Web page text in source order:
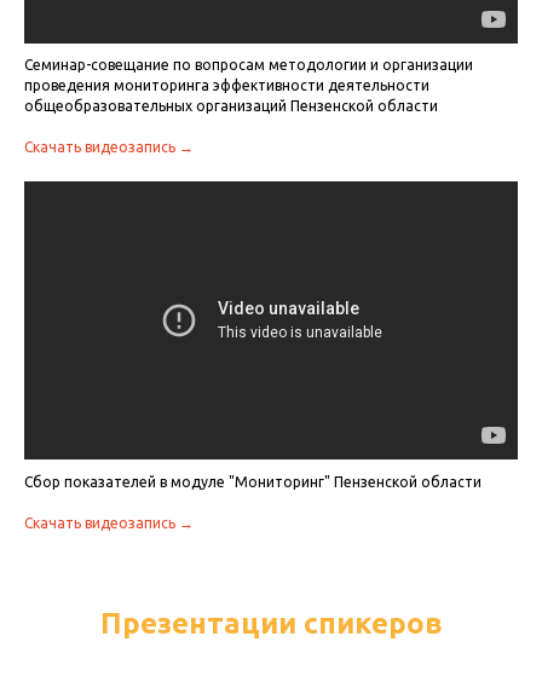
Семинар-совещание по вопросам методологии и организации
проведения мониторинга эффективности деятельности
общеобразовательных организаций Пензенской области
Скачать видеозапись →
Сбор показателей в модуле "Мониторинг" Пензенской области
Скачать видеозапись →
Презентации спикеров